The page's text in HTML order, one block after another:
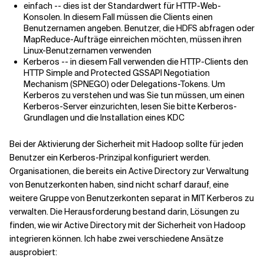
einfach -- dies ist der Standardwert für HTTP-Web-
Konsolen. In diesem Fall müssen die Clients einen
Benutzernamen angeben. Benutzer, die HDFS abfragen oder
MapReduce-Aufträge einreichen möchten, müssen ihren
Linux-Benutzernamen verwenden
Kerberos -- in diesem Fall verwenden die HTTP-Clients den
HTTP Simple and Protected GSSAPI Negotiation
Mechanism (SPNEGO) oder Delegations-Tokens. Um
Kerberos zu verstehen und was Sie tun müssen, um einen
Kerberos-Server einzurichten, lesen Sie bitte Kerberos-
Grundlagen und die Installation eines KDC
Bei der Aktivierung der Sicherheit mit Hadoop sollte für jeden
Benutzer ein Kerberos-Prinzipal konfiguriert werden.
Organisationen, die bereits ein Active Directory zur Verwaltung
von Benutzerkonten haben, sind nicht scharf darauf, eine
weitere Gruppe von Benutzerkonten separat in MIT Kerberos zu
verwalten. Die Herausforderung bestand darin, Lösungen zu
finden, wie wir Active Directory mit der Sicherheit von Hadoop
integrieren können. Ich habe zwei verschiedene Ansätze
ausprobiert: